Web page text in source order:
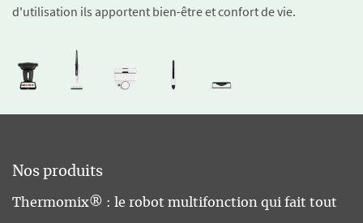
d'utilisation ils apportent bien-être et confort de vie.
Nos produits
Thermomix® : le robot multifonction qui fait tout